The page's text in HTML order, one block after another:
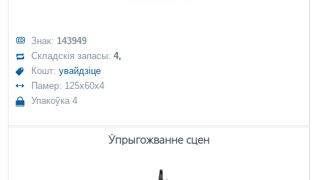
Знак: 143949
Складскія запасы:4,
Кошт:увайдзіце
Памер: 125x60x4
Упакоўка 4
Ўпрыгожванне сцен